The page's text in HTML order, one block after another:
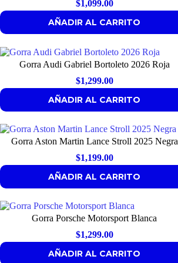
$1,099.00
AÑADIR AL CARRITO
Gorra Audi Gabriel Bortoleto 2026 Roja
$1,299.00
AÑADIR AL CARRITO
Gorra Aston Martin Lance Stroll 2025 Negra
$1,199.00
AÑADIR AL CARRITO
Gorra Porsche Motorsport Blanca
$1,299.00
AÑADIR AL CARRITO